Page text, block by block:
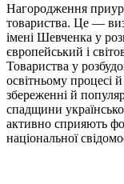
Нагородження
товариства. Це —
імені Шевченка у
європейський і
Товариства у
освітньому процесі
збереженні й
спадщини
активно сприяють
національної